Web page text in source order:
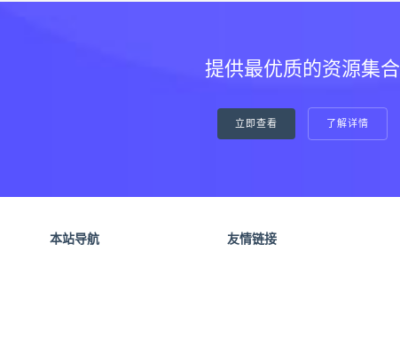
提供最优质的资源集合
立即查看 了解详情
本站导航 友情链接